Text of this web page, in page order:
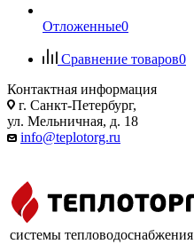
Отложенные0
Сравнение товаров0
Контактная информация
г. Санкт-Петербург,
ул. Мельничная, д. 18
info@teplotorg.ru
системы тепловодоснабжения